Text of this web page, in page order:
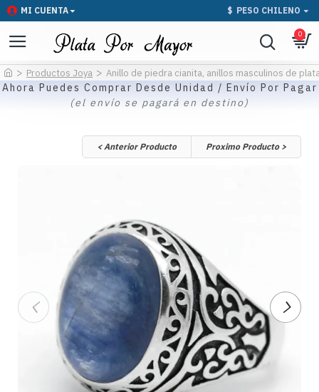
MI CUENTA $ PESO CHILENO
0
Productos Joya Anillo de piedra cianita, anillos masculinos de
Ahora Puedes Comprar Desde Unidad / Envío Por Pagar
(el envío se pagará en destino)
< Anterior Producto Proximo Producto >